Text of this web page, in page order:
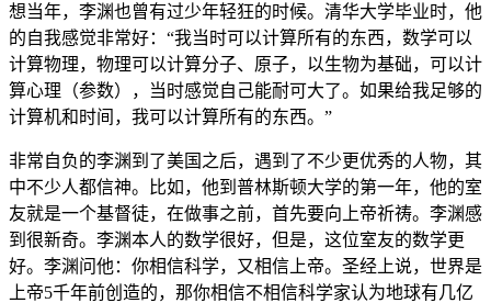
想当年，李渊也曾有过少年轻狂的时候。清华大学毕业时，他
的自我感觉非常好：“我当时可以计算所有的东西，数学可以
计算物理，物理可以计算分子、原子，以生物为基础，可以计
算心理（参数），当时感觉自己能耐可大了。如果给我足够的
计算机和时间，我可以计算所有的东西。”
非常自负的李渊到了美国之后，遇到了不少更优秀的人物，其
中不少人都信神。比如，他到普林斯顿大学的第一年，他的室
友就是一个基督徒，在做事之前，首先要向上帝祈祷。李渊感
到很新奇。李渊本人的数学很好，但是，这位室友的数学更
好。李渊问他：你相信科学，又相信上帝。圣经上说，世界是
上帝5千年前创造的，那你相信不相信科学家认为地球有几亿